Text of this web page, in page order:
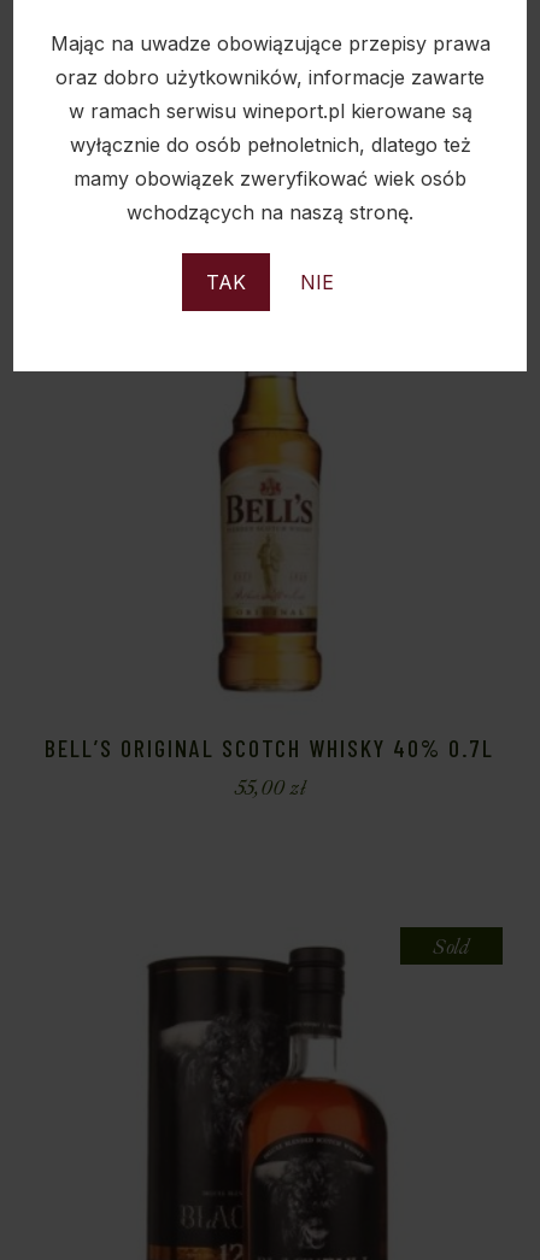
Mając na uwadze obowiązujące przepisy prawa
oraz dobro użytkowników, informacje zawarte
w ramach serwisu wineport.pl kierowane są
wyłącznie do osób pełnoletnich, dlatego też
mamy obowiązek zweryfikować wiek osób
wchodzących na naszą stronę.
TAK NIE
PODOBNE PRODUKTY
BELL’S ORIGINAL SCOTCH WHISKY 40% 0.7L
55,00zł
Sold